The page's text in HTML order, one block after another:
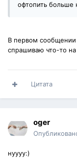
офтопить больше
В первом сообщении
спрашиваю что-то
Цитата
oger
нуууу:)